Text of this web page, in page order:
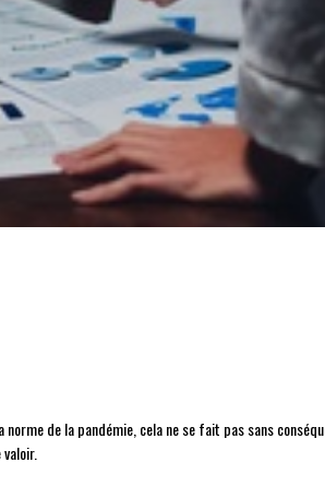
de la pandémie, cela ne se fait pas sans